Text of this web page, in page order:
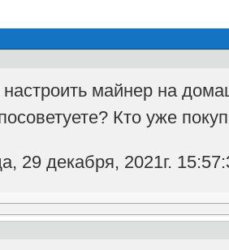
настроить майнер на
Кто уже
29 декабря, 2021г.